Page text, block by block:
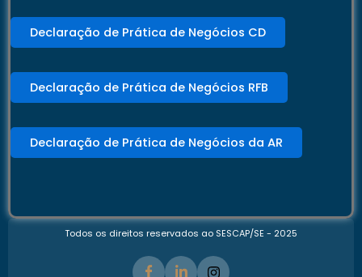
Declaração de Prática de Negócios CD
Declaração de Prática de Negócios RFB
Declaração de Prática de Negócios da AR
Todos os direitos reservados ao SESCAP/SE - 2025